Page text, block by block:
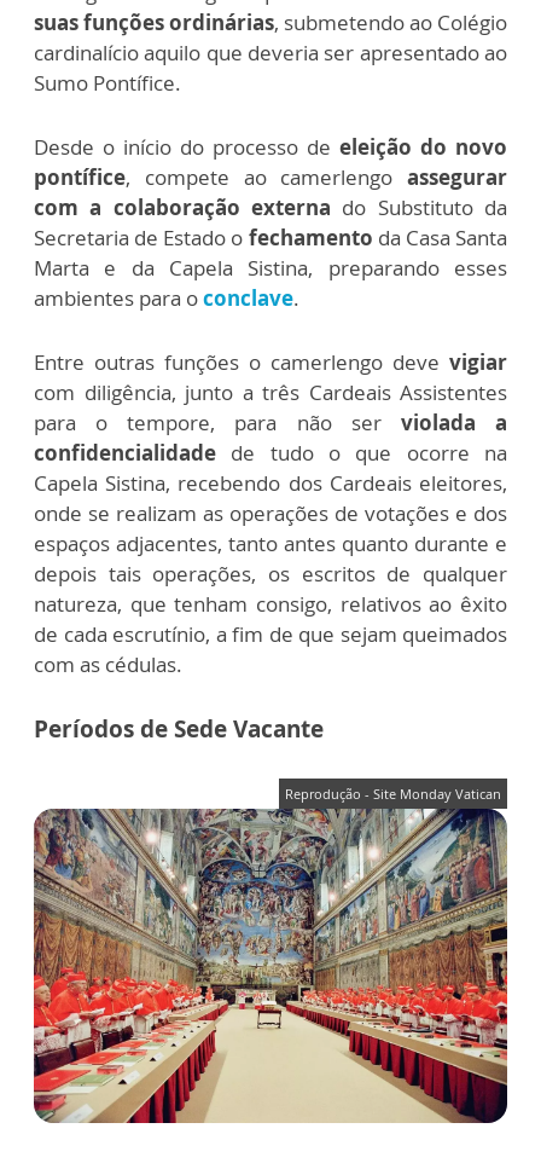
suas funções ordinárias, submetendo ao Colégio
cardinalício aquilo que deveria ser apresentado ao
Sumo Pontífice.
Desde o início do processo de eleição do novo
pontífice, compete ao camerlengo assegurar
com a colaboração externa do Substituto da
Secretaria de Estado o fechamento da Casa Santa
Marta e da Capela Sistina, preparando esses
ambientes para oconclave.
Entre outras funções o camerlengo deve vigiar
com diligência, junto a três Cardeais Assistentes
para o tempore, para não serviolada a
confidencialidade de tudo o que ocorre na
Capela Sistina, recebendo dos Cardeais eleitores,
onde se realizam as operações de votações e dos
espaços adjacentes, tanto antes quanto durante e
depois tais operações, os escritos de qualquer
natureza, que tenham consigo, relativos ao êxito
de cada escrutínio, a fim de que sejam queimados
com as cédulas.
Períodos de Sede Vacante
Reprodução - Site Monday Vatican